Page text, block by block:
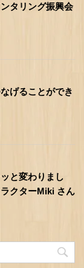
タリング振興会
げることができ
と変わりまし
クターMiki さん